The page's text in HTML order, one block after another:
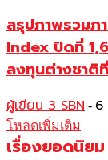
สรุปภาพรวมภ
Index ปิดที่
ลงทุนต่างชาติ
ผู้เขียน 3 SBN - 6
โหลดเพิ่มเติม
เรื่องยอดนิยม